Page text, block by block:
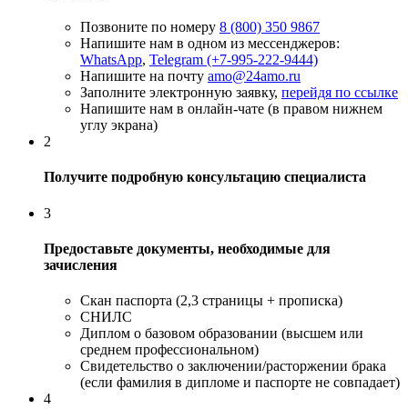
Позвоните по номеру 8 (800) 350 9867
Напишите нам в одном из мессенджеров:
WhatsApp, Telegram (+7-995-222-9444)
Напишите на почту amo@24amo.ru
Заполните электронную заявку, перейдя по ссылке
Напишите нам в онлайн-чате (в правом нижнем
углу экрана)
2
Получите подробную консультацию специалиста
3
Предоставьте документы, необходимые для
зачисления
Скан паспорта (2,3 страницы + прописка)
СНИЛС
Диплом о базовом образовании (высшем или
среднем профессиональном)
Свидетельство о заключении/расторжении брака
(если фамилия в дипломе и паспорте не совпадает)
4